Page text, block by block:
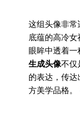
这组头像非
底蕴的高冷女
眼眸中透着
生成头像不仅
的表达，传
方美学品格。